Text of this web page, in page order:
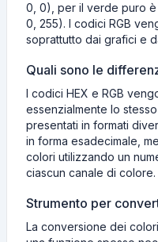
0, 0), per il verde puro
0, 255). I codici RGB
soprattutto dai grafici e
Quali sono le
I codici HEX e RGB
essenzialmente lo
presentati in formati
in forma esadecimale,
colori utilizzando un
ciascun canale di colore.
Strumento per
La conversione dei